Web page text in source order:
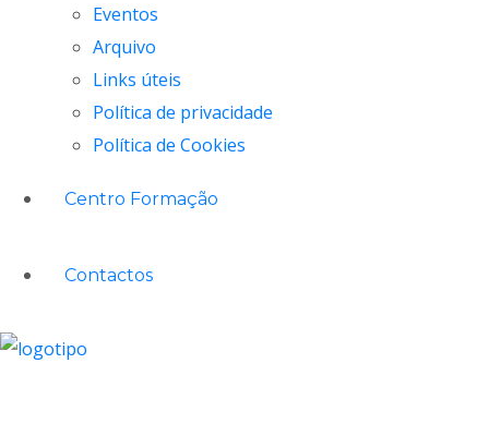
Eventos
Arquivo
Links úteis
Política de privacidade
Política de Cookies
Centro Formação
Contactos